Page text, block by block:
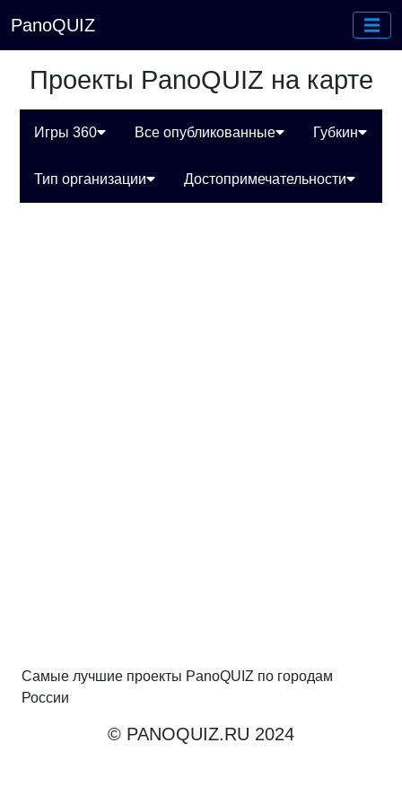
PanoQUIZ
Проекты PanoQUIZ на карте
Игры 360 Все опубликованные Губкин
Тип организации Достопримечательности
Самые лучшие проекты PanoQUIZ по городам
России
© PANOQUIZ.RU 2024